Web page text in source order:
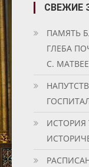
СВЕЖИЕ
ПАМЯТЬ
ГЛЕБА
С.
ИСТОРИЯ